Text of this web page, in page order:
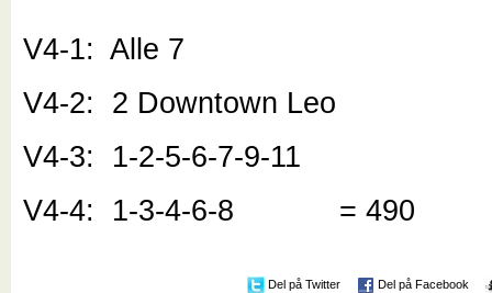
V4-1: Alle 7
V4-2: 2 Downtown Leo
V4-3: 1-2-5-6-7-9-11
V4-4: 1-3-4-6-8 = 490
Del på Twitter Del på Facebook